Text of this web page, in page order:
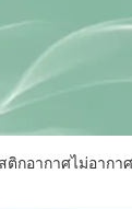
ติกอากาศไม่อาก